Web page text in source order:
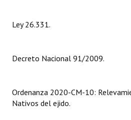
Digesto
DOCUMENTOS
Ley 26.331.
Decreto Nacional 91/2009.
Ordenanza 2020-CM-10:
Nativos del ejido.